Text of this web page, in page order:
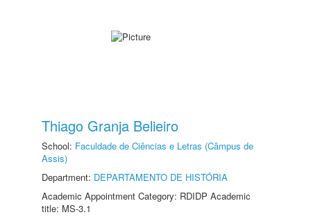
Thiago Granja Belieiro
School: Faculdade de Ciências e Letras (Câmpus de
Assis)
Department: DEPARTAMENTO DE HISTÓRIA
Academic Appointment Category: RDIDP Academic
title: MS-3.1